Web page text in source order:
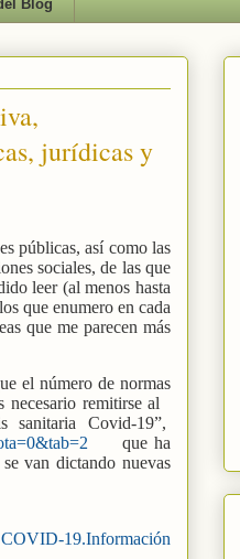
Blog
jurídicas y
públicas, así como las
sociales, de las que
leer (al menos hasta
que enumero en cada
que me parecen más
el número de normas
remitirse al
sanitaria Covid-19”,
que ha
van dictando nuevas
19.Información